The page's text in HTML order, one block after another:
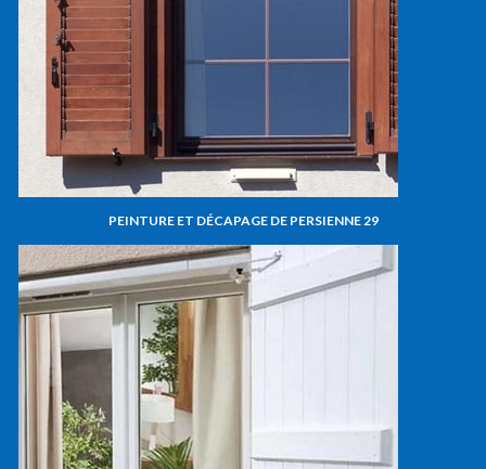
PEINTURE ET DÉCAPAGE DE PERSIENNE 29